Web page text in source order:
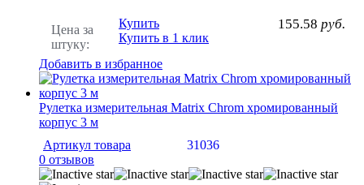
Цена за
штуку:
155.58 руб.
Купить
Купить в 1 клик
Добавить в избранное
Рулетка измерительная Matrix Chrom хромированный
корпус 3 м
Артикул товара
31036
0 отзывов